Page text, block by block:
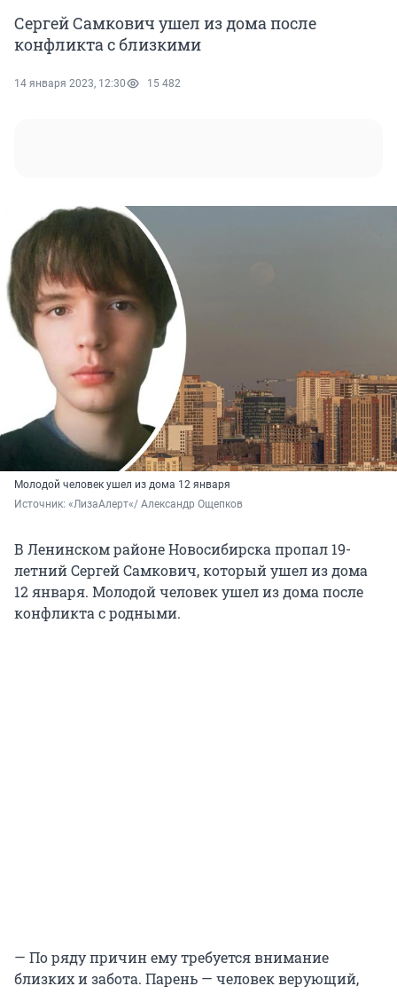
Сергей Самкович ушел из дома после
конфликта с близкими
14 января 2023, 12:30 15 482
Молодой человек ушел из дома 12 января
Источник: «ЛизаАлерт«/ Александр Ощепков
В Ленинском районе Новосибирска пропал 19-
летний Сергей Самкович, который ушел из дома
12 января. Молодой человек ушел из дома после
конфликта с родными.
— По ряду причин ему требуется внимание
близких и забота. Парень — человек верующий,